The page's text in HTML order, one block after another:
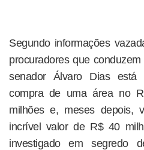
Segundo informações
procuradores que
senador Álvaro Dias está
compra de uma área no
milhões e, meses depois,
incrível valor de R$ 40
investigado em segredo